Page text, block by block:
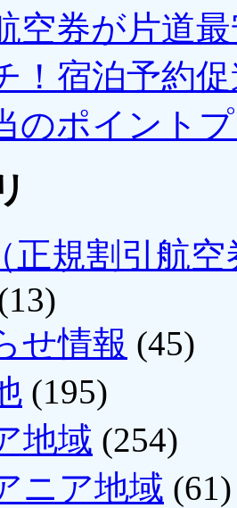
空券が片道最
！宿泊予約
のポイント
正規割引航空
せ情報 (45)
(195)
地域 (254)
ニア地域 (61)